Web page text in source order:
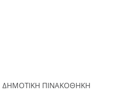
ΔΗΜΟΤΙΚΗ ΠΙΝΑΚΟΘΗΚΗ